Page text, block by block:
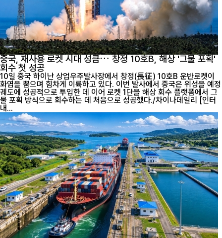
중국, 재사용 로켓 시대 성큼… 창정 10호B, 해상 '그물 포획'
회수 첫 성공
10일 중국 하이난 상업우주발사장에서 창정(長征) 10호B 운반로켓이
화염을 뿜으며 힘차게 이륙하고 있다. 이번 발사에서 중국은 위성을 예정
궤도에 성공적으로 투입한 데 이어 로켓 1단을 해상 회수 플랫폼에서 그
물 포획 방식으로 회수하는 데 처음으로 성공했다./차이나데일리 [인터
내...